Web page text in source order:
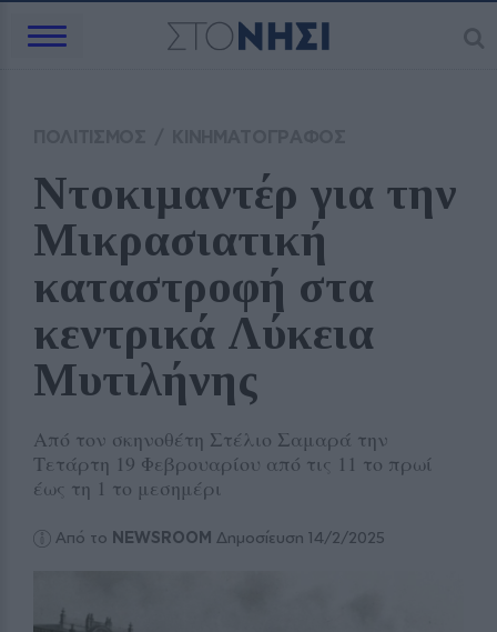
Ντοκιμαντέρ για την
Μικρασιατική
καταστροφή στα
κεντρικά Λύκεια
Μυτιλήνης
Από τον σκηνοθέτη Στέλιο Σαμαρά την
Τετάρτη 19 Φεβρουαρίου από τις 11 το πρωί
έως τη 1 το μεσημέρι
Από το NEWSROOM Δημοσίευση 14/2/2025